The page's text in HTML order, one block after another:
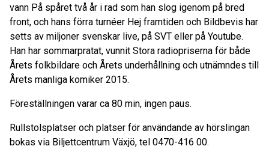
vann På spåret två år i rad som han slog igenom på bred
front, och hans förra turnéer Hej framtiden och Bildbevis har
setts av miljoner svenskar live, på SVT eller på Youtube.
Han har sommarpratat, vunnit Stora radiopriserna för både
Årets folkbildare och Årets underhållning och utnämndes till
Årets manliga komiker 2015.
Föreställningen varar ca 80 min, ingen paus.
Rullstolsplatser och platser för användande av hörslingan
bokas via Biljettcentrum Växjö, tel 0470-416 00.